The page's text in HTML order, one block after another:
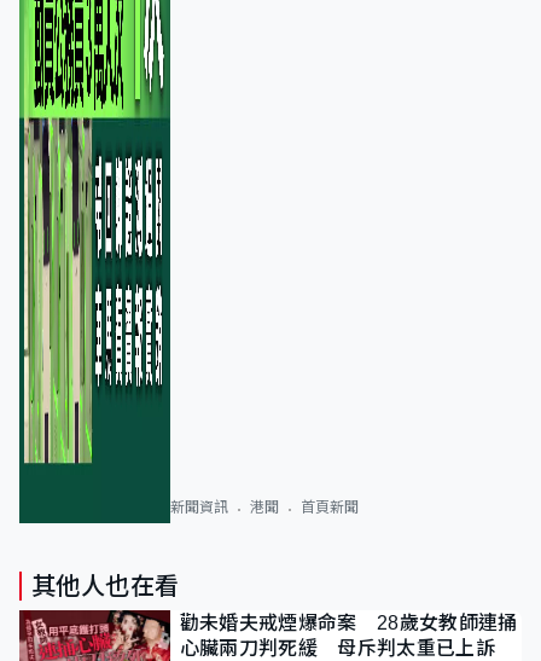
新聞資訊 港聞 首頁新聞
其他人也在看
勸未婚夫戒煙爆命案 28歲女教師連捅
心臟兩刀判死緩 母斥判太重已上訴